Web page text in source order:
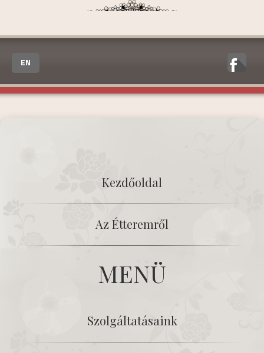
EN
Kezdőoldal
Az Étteremről
MENÜ
Szolgáltatásaink